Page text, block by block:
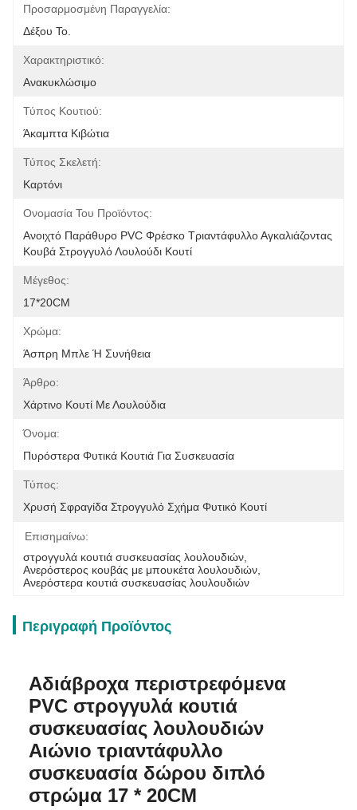
Προσαρμοσμένη Παραγγελία:
Δέξου Το.
Χαρακτηριστικό:
Ανακυκλώσιμο
Τύπος Κουτιού:
Άκαμπτα Κιβώτια
Τύπος Σκελετή:
Καρτόνι
Ονομασία Του Προϊόντος:
Ανοιχτό Παράθυρο PVC Φρέσκο Τριαντάφυλλο Αγκαλιάζοντας
Κουβά Στρογγυλό Λουλούδι Κουτί
Μέγεθος:
17*20CM
Χρώμα:
Άσπρη Μπλε Ή Συνήθεια
Άρθρο:
Χάρτινο Κουτί Με Λουλούδια
Όνομα:
Πυρόστερα Φυτικά Κουτιά Για Συσκευασία
Τύπος:
Χρυσή Σφραγίδα Στρογγυλό Σχήμα Φυτικό Κουτί
Επισημαίνω:
στρογγυλά κουτιά συσκευασίας λουλουδιών
Ανερόστερος κουβάς με μπουκέτα λουλουδιών
Ανερόστερα κουτιά συσκευασίας λουλουδιών
Περιγραφή Προϊόντος
Αδιάβροχα περιστρεφόμενα
PVC στρογγυλά κουτιά
συσκευασίας λουλουδιών
Αιώνιο τριαντάφυλλο
συσκευασία δώρου διπλό
στρώμα 17 * 20CM